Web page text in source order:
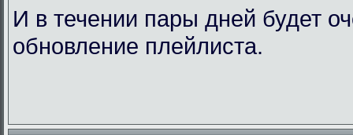
И в течении пары дней будет
обновление плейлиста.